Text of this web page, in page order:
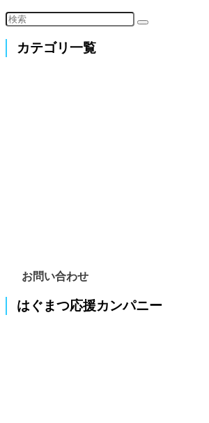
カテゴリ一覧
お問い合わせ
はぐまつ応援カンパニー